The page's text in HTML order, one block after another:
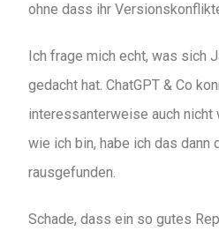
ohne dass ihr
Ich frage mich echt, was sich
gedacht hat. ChatGPT & Co
interessanterweise auch
wie ich bin, habe ich das dann
rausgefunden.
Schade, dass ein so gutes